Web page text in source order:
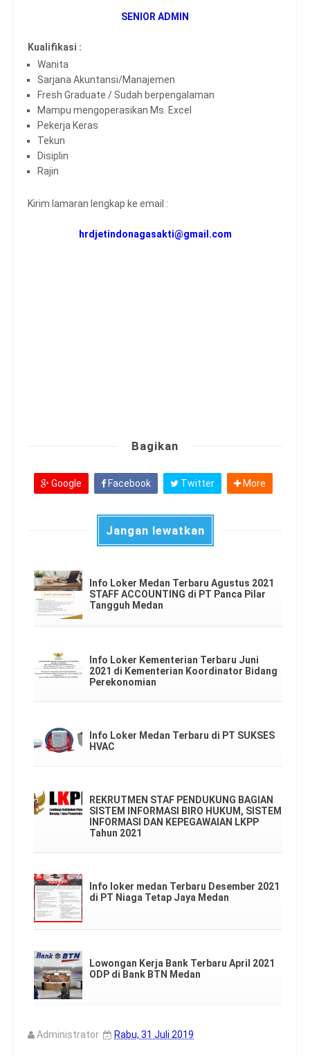
SENIOR ADMIN
Kualifikasi :
Wanita
Sarjana Akuntansi/Manajemen
Fresh Graduate / Sudah berpengalaman
Mampu mengoperasikan Ms. Excel
Pekerja Keras
Tekun
Disiplin
Rajin
Kirim lamaran lengkap ke email :
hrdjetindonagasakti@gmail.com
Bagikan
Google Facebook Twitter More
Jangan lewatkan
Info Loker Medan Terbaru Agustus 2021
STAFF ACCOUNTING di PT Panca Pilar
Tangguh Medan
Info Loker Kementerian Terbaru Juni
2021 di Kementerian Koordinator Bidang
Perekonomian
Info Loker Medan Terbaru di PT SUKSES
HVAC
REKRUTMEN STAF PENDUKUNG BAGIAN
SISTEM INFORMASI BIRO HUKUM, SISTEM
INFORMASI DAN KEPEGAWAIAN LKPP
Tahun 2021
Info loker medan Terbaru Desember 2021
di PT Niaga Tetap Jaya Medan
Lowongan Kerja Bank Terbaru April 2021
ODP di Bank BTN Medan
Administrator Rabu, 31 Juli 2019